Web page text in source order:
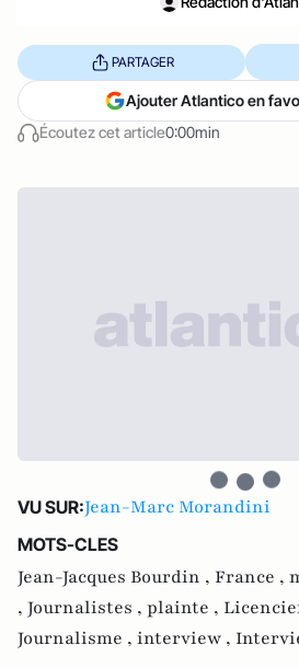
Écoutez cet article0:00min
PARTAGER
Ajouter Atlantico en
VU SUR:Jean-Marc Morandini
MOTS-CLES
Jean-Jacques Bourdin , France ,
, Journalistes , plainte ,
Journalisme , interview ,